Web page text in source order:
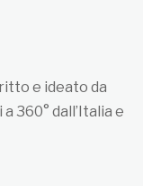
e ideato da
360° dall’Italia e